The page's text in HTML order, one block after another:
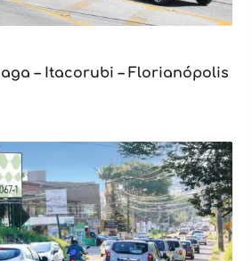
– Itacorubi – Florianópolis